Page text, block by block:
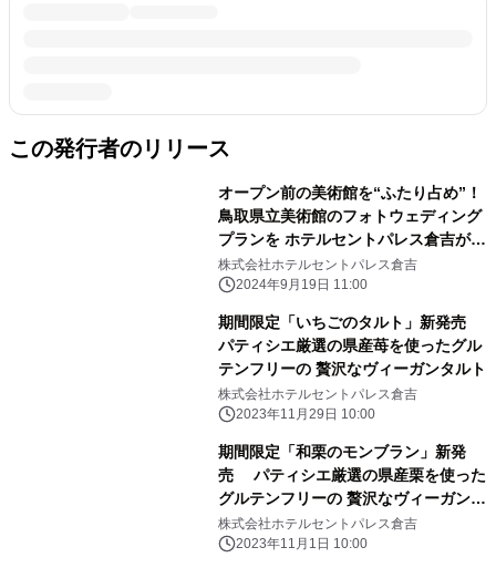
この発行者のリリース
オープン前の美術館を“ふたり占め”！
鳥取県立美術館のフォトウェディング
プランを ホテルセントパレス倉吉がプ
ロデュース・販売開始
株式会社ホテルセントパレス倉吉
2024年9月19日 11:00
期間限定「いちごのタルト」新発売
パティシエ厳選の県産苺を使ったグル
テンフリーの 贅沢なヴィーガンタルト
株式会社ホテルセントパレス倉吉
2023年11月29日 10:00
期間限定「和栗のモンブラン」新発
売 パティシエ厳選の県産栗を使った
グルテンフリーの 贅沢なヴィーガンタ
ルト
株式会社ホテルセントパレス倉吉
2023年11月1日 10:00